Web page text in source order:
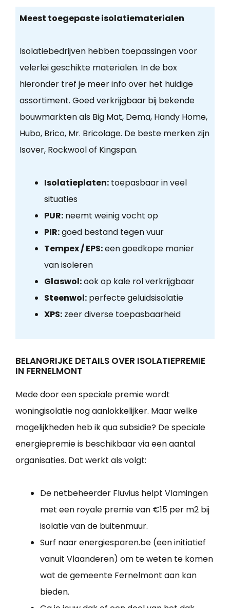
Meest toegepaste isolatiematerialen
Isolatiebedrijven hebben toepassingen voor
velerlei geschikte materialen. In de box
hieronder tref je meer info over het huidige
assortiment. Goed verkrijgbaar bij bekende
bouwmarkten als Big Mat, Dema, Handy Home,
Hubo, Brico, Mr. Bricolage. De beste merken zijn
Isover, Rockwool of Kingspan.
Isolatieplaten:toepasbaar in veel
situaties
PUR:neemt weinig vocht op
PIR:goed bestand tegen vuur
Tempex / EPS:een goedkope manier
van isoleren
Glaswol:ook op kale rol verkrijgbaar
Steenwol:perfecte geluidsisolatie
XPS:zeer diverse toepasbaarheid
BELANGRIJKE DETAILS OVER ISOLATIEPREMIE
IN FERNELMONT
Mede door een speciale premie wordt
woningisolatie nog aanlokkelijker. Maar welke
mogelijkheden heb ik qua subsidie? De speciale
energiepremie is beschikbaar via een aantal
organisaties. Dat werkt als volgt:
De netbeheerder Fluvius helpt Vlamingen
met een royale premie van €15 per m2 bij
isolatie van de buitenmuur.
Surf naar energiesparen.be (een initiatief
vanuit Vlaanderen) om te weten te komen
wat de gemeente Fernelmont aan kan
bieden.